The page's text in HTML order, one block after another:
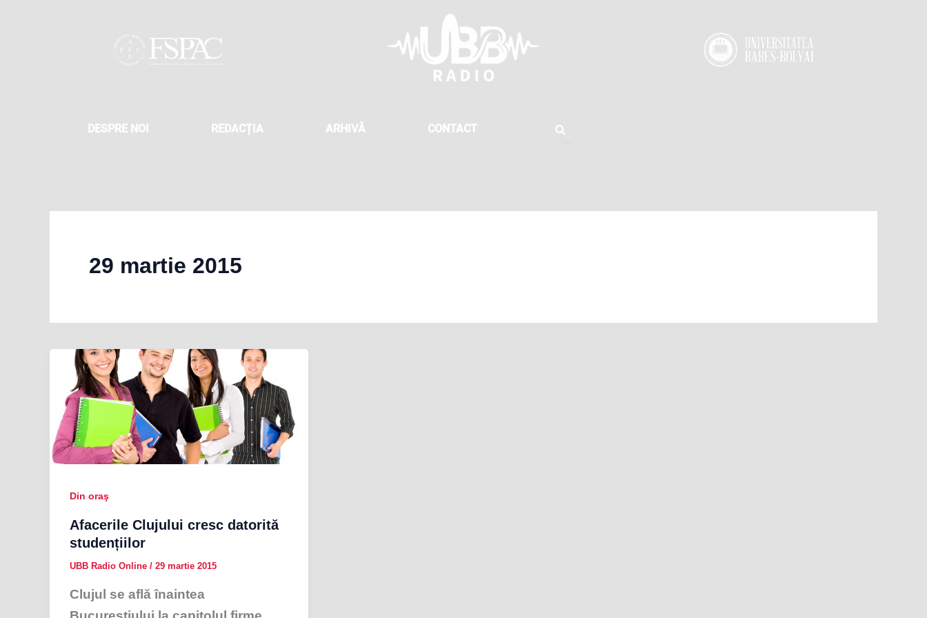
DESPRE NOI REDACȚIA ARHIVĂ CONTACT
29 martie 2015
Din oraş
Afacerile Clujului cresc datorită
studențiilor
UBB Radio Online / 29 martie 2015
Clujul se află înaintea